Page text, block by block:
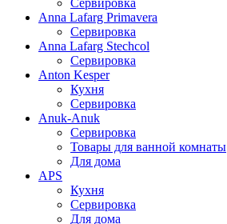
Сервировка
Anna Lafarg Primavera
Сервировка
Anna Lafarg Stechcol
Сервировка
Anton Kesper
Кухня
Сервировка
Anuk-Anuk
Сервировка
Товары для ванной комнаты
Для дома
APS
Кухня
Сервировка
Для дома